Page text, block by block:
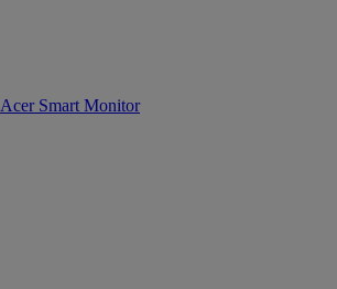
Acer Smart Monitor